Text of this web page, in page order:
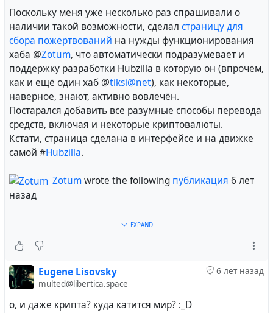
Поскольку меня уже несколько раз спрашивали о
наличии такой возможности, сделал страницу для
сбора пожертвований на нужды функционирования
хаба @Zotum, что автоматически подразумевает и
поддержку разработки Hubzilla в которую он (впрочем,
как и ещё один хаб @tiksi@net), как некоторые,
наверное, знают, активно вовлечён.
Постарался добавить все разумные способы перевода
средств, включая и некоторые криптовалюты.
Кстати, страница сделана в интерфейсе и на движке
самой #Hubzilla.
Zotumwrote the following публикация 6 лет
назад
Donation campaign
If you are happy user of our hub and whants to
support us and to support #
development
process where we are actively involved as well, please
follow special donation page for details.
Thank you!
EXPAND
6 лет назад
Eugene Lisovsky
multed@libertica.space
о, и даже крипта? куда катится мир? :_D